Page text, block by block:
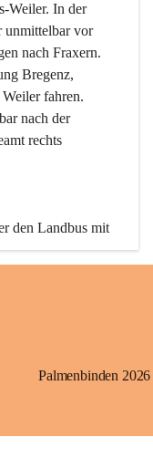
Weiler. In der
unmittelbar vor
nach Fraxern.
Bregenz,
fahren.
nach der
rechts
den Landbus mit
Die Linie
Sie bequem
Zeit zu Ihrer
kommend nach
Palmenbinden 2026